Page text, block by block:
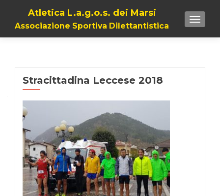
Atletica L.a.g.o.s. dei Marsi
Associazione Sportiva Dilettantistica
Stracittadina Leccese 2018